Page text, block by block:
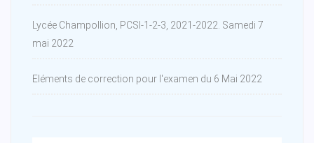
Lycée Champollion, PCSI-1-2-3, 2021-2022. Samedi 7
mai 2022
Eléments de correction pour l'examen du 6 Mai 2022